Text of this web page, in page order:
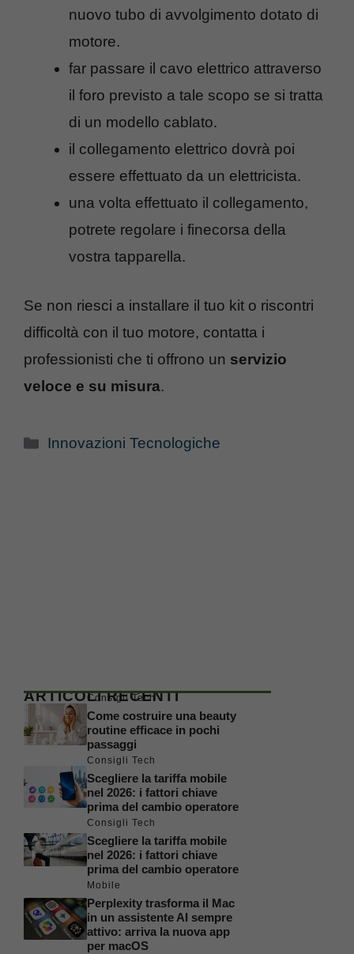
nuovo tubo di avvolgimento dotato di
motore.
far passare il cavo elettrico attraverso
il foro previsto a tale scopo se si tratta
di un modello cablato.
il collegamento elettrico dovrà poi
essere effettuato da un elettricista.
una volta effettuato il collegamento,
potrete regolare i finecorsa della
vostra tapparella.
Se non riesci a installare il tuo kit o riscontri
difficoltà con il tuo motore, contatta i
professionisti che ti offrono un servizio
veloce e su misura.
Categorie
Innovazioni Tecnologiche
ARTICOLI RECENTI
Consigli Tech
Come costruire una beauty
routine efficace in pochi
passaggi
Consigli Tech
Scegliere la tariffa mobile
nel 2026: i fattori chiave
prima del cambio operatore
Consigli Tech
Scegliere la tariffa mobile
nel 2026: i fattori chiave
prima del cambio operatore
Mobile
Perplexity trasforma il Mac
in un assistente AI sempre
attivo: arriva la nuova app
per macOS